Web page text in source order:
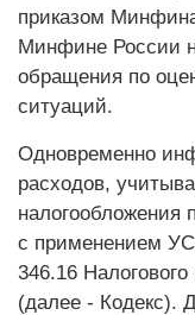
приказом
Минфине России
обращения по
ситуаций.
Одновременно
расходов,
налогообложения
с применением
346.16
(далее - Кодекс).